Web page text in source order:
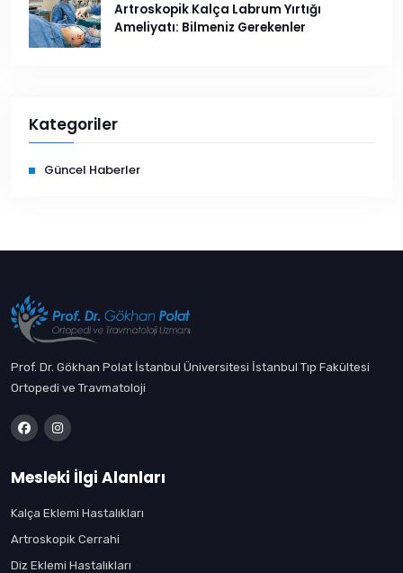
Artroskopik Kalça Labrum Yırtığı
Ameliyatı: Bilmeniz Gerekenler
Kategoriler
Güncel Haberler
Prof. Dr. Gökhan Polat İstanbul Üniversitesi İstanbul Tıp Fakültesi
Ortopedi ve Travmatoloji
Mesleki İlgi Alanları
Kalça Eklemi Hastalıkları
Artroskopik Cerrahi
Diz Eklemi Hastalıkları